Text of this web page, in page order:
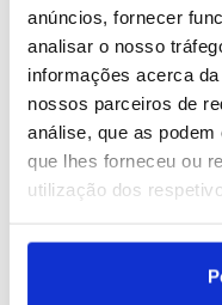
anúncios, fornecer
analisar o nosso
informações acerca
nossos parceiros de
análise, que as
que lhes forneceu ou
utilização dos
ID: 47578642 Date: 07/08/2026
I Liga: Rui Borges
desejo de voltar a